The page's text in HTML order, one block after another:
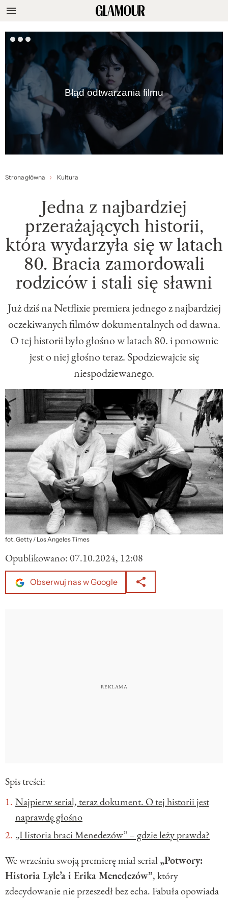
Błąd odtwarzania filmu
Strona główna Kultura
Jedna z najbardziej
przerażających historii,
która wydarzyła się w latach
80. Bracia zamordowali
rodziców i stali się sławni
Już dziś na Netflixie premiera jednego z najbardziej
oczekiwanych filmów dokumentalnych od dawna.
O tej historii było głośno w latach 80. i ponownie
jest o niej głośno teraz. Spodziewajcie się
niespodziewanego.
fot. Getty / Los Angeles Times
Opublikowano: 07.10.2024, 12:08
Obserwuj nas w Google
Spis treści:
Najpierw serial, teraz dokument. O tej historii jest
naprawdę głośno
„Historia braci Menedezów” – gdzie leży prawda?
We wrześniu swoją premierę miał serial„Potwory:
Historia Lyle’a i Erika Menedezów”, który
zdecydowanie nie przeszedł bez echa. Fabuła opowiada